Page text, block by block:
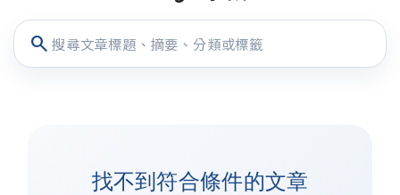
search
找不到符合條件的文章